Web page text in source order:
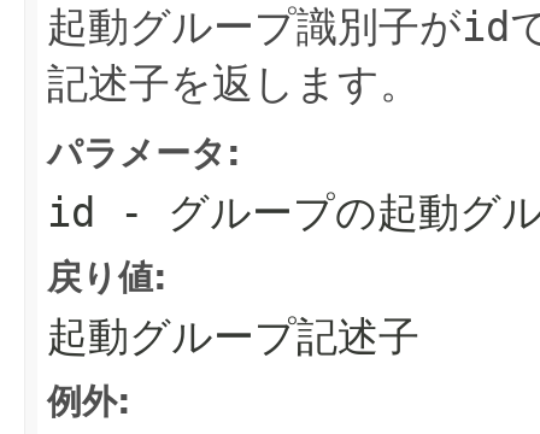
起動グループ識別子がid
記述子を返します。
パラメータ:
id - グループの起動グ
戻り値:
起動グループ記述子
例外: